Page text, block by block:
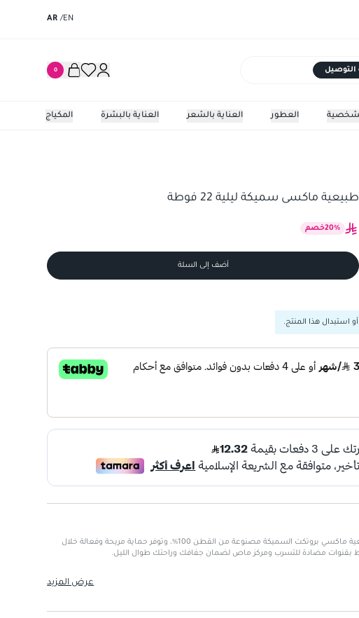
EN
/
AR
التوصيل 0
المكياج العناية بالبشرة العناية بالشعر العطور
ماكسى سميكة ليلية 22 فوطة
ماكسى سميكة ليلية 22 فوطة
20% خصم
أضف إلى السلة
استبدال هذا المنتج.
فوط كوتيكس الطبيعية ماكسي بروتكت السميكة مصنوعة من القطن 100%، وتوفر حماية مريحة وفعالة خلال
بقنوات مضادة للتسرب ومركز ماص لضمان جفافك وراحتك طوال الليل.
للبشرة الحساسة.
عرض المزيد